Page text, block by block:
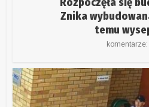
Znika
temu
komentarze: